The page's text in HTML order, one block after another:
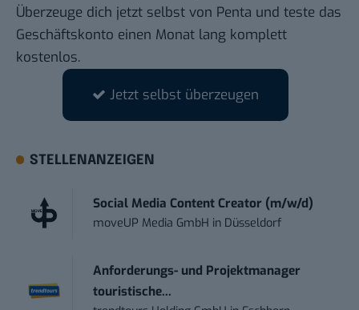
Überzeuge dich jetzt selbst von Penta und teste das
Geschäftskonto einen Monat lang komplett
kostenlos.
Jetzt selbst überzeugen
STELLENANZEIGEN
Social Media Content Creator (m/w/d)
moveUP Media GmbH in Düsseldorf
Anforderungs- und Projektmanager
touristische...